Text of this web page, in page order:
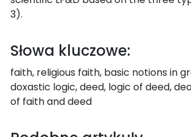
3).
Słowa kluczowe:
faith, religious faith, basic notions in
doxastic logic, deed, logic of deed,
of faith and deed